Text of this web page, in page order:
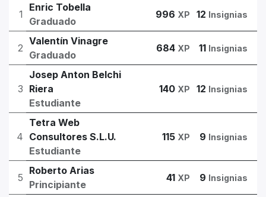
1
Enric Tobella
Graduado
996 XP 12 Insignias
2
Valentín Vinagre
Graduado
684 XP 11 Insignias
3
Josep Anton Belchi
Riera
Estudiante
140 XP 12 Insignias
4
Tetra Web
Consultores S.L.U.
Estudiante
115 XP 9 Insignias
5
Roberto Arias
Principiante
41 XP 9 Insignias